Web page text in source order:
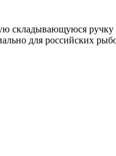
складывающуюся
для российских